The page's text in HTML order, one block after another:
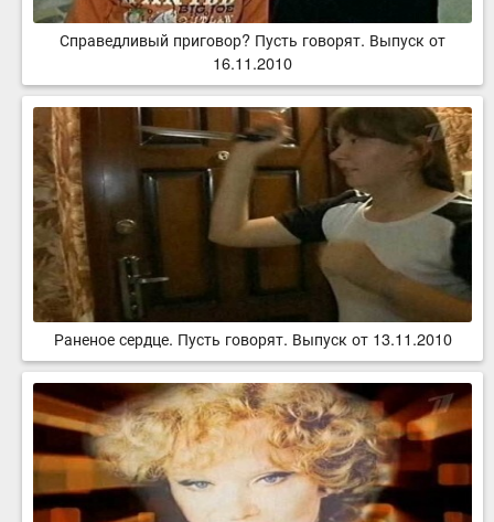
Справедливый приговор? Пусть говорят. Выпуск от
16.11.2010
Раненое сердце. Пусть говорят. Выпуск от 13.11.2010